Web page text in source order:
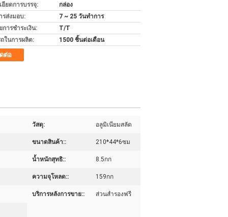
อียดการบรรจุ:
กล่อง
รส่งมอบ:
7 ~ 25 วันทำการ
การชำระเงิน:
T/T
ในการผลิต:
1500 ชิ้นต่อเดือน
ต่อ
วัสดุ: อลูมิเนียมสลัด
ขนาดสินค้า:: 210*44*6ซม
น้ำหนักสุทธิ:: 8.5กก
ความจุโหลด:: 159กก
บริการหลังการขาย:: ส่วนสํารองฟรี